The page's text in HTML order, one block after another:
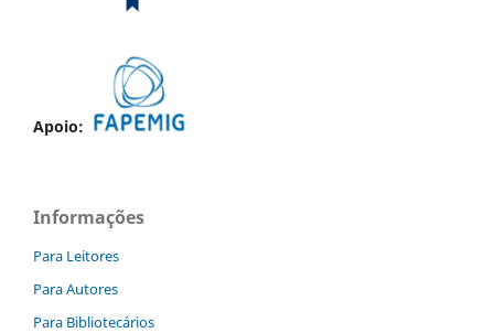
Apoio:
Informações
Para Leitores
Para Autores
Para Bibliotecários